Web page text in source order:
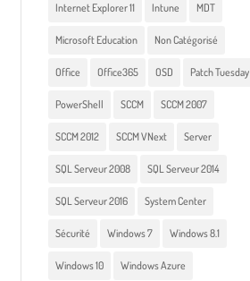
Internet Explorer 11 Intune MDT
Microsoft Education Non Catégorisé
Office Office365 OSD Patch Tuesday
PowerShell SCCM SCCM 2007
SCCM 2012 SCCM VNext Server
SQL Serveur 2008 SQL Serveur 2014
SQL Serveur 2016 System Center
Sécurité Windows 7 Windows 8.1
Windows 10 Windows Azure